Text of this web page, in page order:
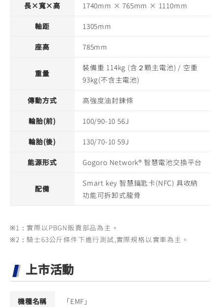
長×寬×高 1740mm × 765mm × 1110mm
軸距 1305mm
座高 785mm
重量
裝備重 114kg (含２顆主電池) / 空重
93kg(不含主電池)
傳動方式 高強度油封鍊條
輪胎(前) 100/90-10 56J
輪胎(後) 130/70-10 59J
能源形式 Gogoro Network® 智慧電池交換平台
配備
Smart key 智慧鑰匙卡(NFC) 具收納
功能可拆卸式龍骨
※1：實際以PBGN販賣部品為主。
※2：騎士63公斤條件下進行測試,實際規格以實車為主。
上市活動
機種名稱 「EMF」